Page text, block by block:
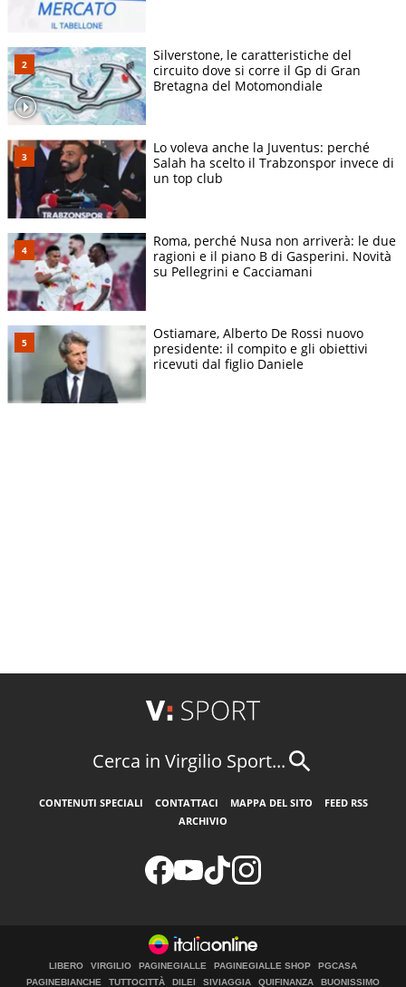
Silverstone, le caratteristiche del
circuito dove si corre il Gp di Gran
Bretagna del Motomondiale
Lo voleva anche la Juventus: perché
Salah ha scelto il Trabzonspor invece di
un top club
Roma, perché Nusa non arriverà: le due
ragioni e il piano B di Gasperini. Novità
su Pellegrini e Cacciamani
Ostiamare, Alberto De Rossi nuovo
presidente: il compito e gli obiettivi
ricevuti dal figlio Daniele
Cerca in Virgilio Sport...
CONTENUTI SPECIALI CONTATTACI MAPPA DEL SITO
FEED RSS
ARCHIVIO
LIBERO VIRGILIO PAGINEGIALLE PAGINEGIALLE SHOP
PGCASA
PAGINEBIANCHE
TUTTOCITTÀ DILEI SIVIAGGIA QUIFINANZA BUONISSIMO